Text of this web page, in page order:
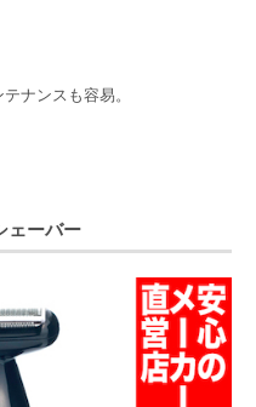
ナンスも容易。
ェーバー